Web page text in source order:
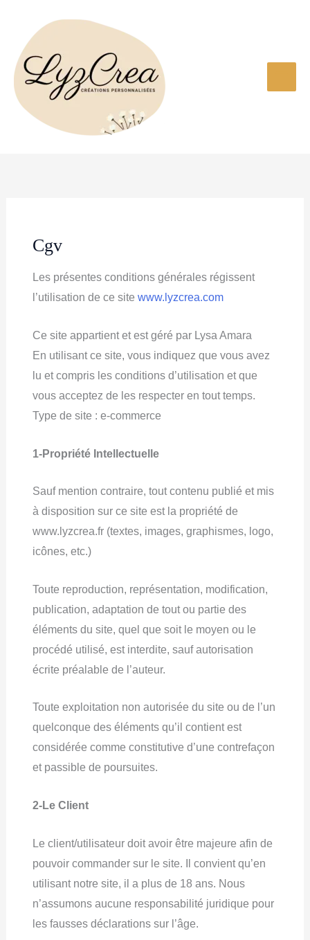
contenu
Cgv
Les présentes conditions générales régissent
l’utilisation de ce site www.lyzcrea.com
Ce site appartient et est géré par Lysa Amara
En utilisant ce site, vous indiquez que vous avez
lu et compris les conditions d’utilisation et que
vous acceptez de les respecter en tout temps.
Type de site : e-commerce
1-Propriété Intellectuelle
Sauf mention contraire, tout contenu publié et mis
à disposition sur ce site est la propriété de
www.lyzcrea.fr (textes, images, graphismes, logo,
icônes, etc.)
Toute reproduction, représentation, modification,
publication, adaptation de tout ou partie des
éléments du site, quel que soit le moyen ou le
procédé utilisé, est interdite, sauf autorisation
écrite préalable de l’auteur.
Toute exploitation non autorisée du site ou de l’un
quelconque des éléments qu’il contient est
considérée comme constitutive d’une contrefaçon
et passible de poursuites.
2-Le Client
Le client/utilisateur doit avoir être majeure afin de
pouvoir commander sur le site. Il convient qu’en
utilisant notre site, il a plus de 18 ans. Nous
n’assumons aucune responsabilité juridique pour
les fausses déclarations sur l’âge.